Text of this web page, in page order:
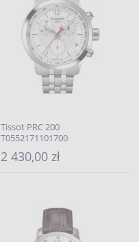
Tissot PRC 200
T0552171101700
2 430,00 zł